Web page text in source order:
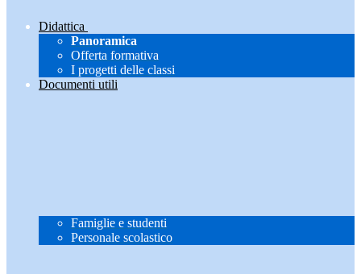
Didattica
Panoramica
Offerta formativa
I progetti delle classi
Documenti utili
Famiglie e studenti
Personale scolastico